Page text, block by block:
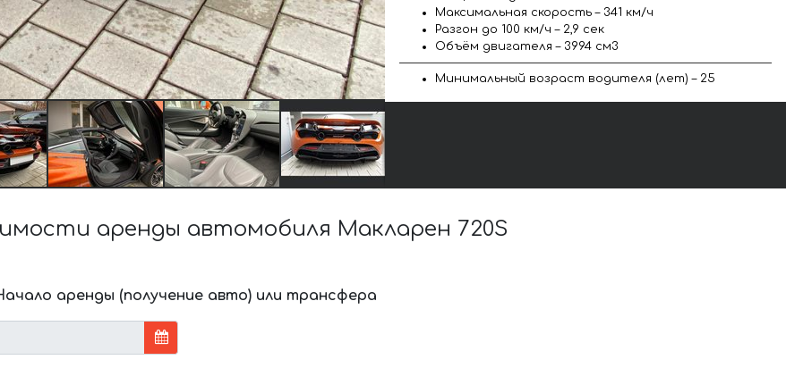
Максимальная скорость – 341 км/ч
Разгон до 100 км/ч – 2,9 сек
Объём двигателя – 3994 см3
Минимальный возраст водителя (лет) – 25
аренды автомобиля Макларен 720S
аренды (получение авто) или трансфера